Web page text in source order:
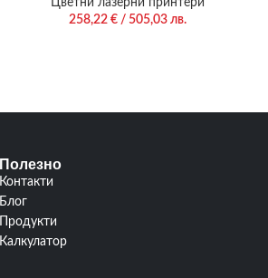
Цветни лазерни принтери
258,22€ / 505,03 лв.
Полезно
Контакти
Блог
Продукти
Калкулатор